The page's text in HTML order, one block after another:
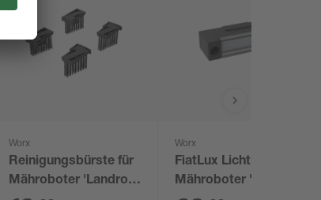
Worx
Reinigungsbürste für
Mähroboter 'Landroid
Worx
FiatLux Licht für für
Mähroboter 'Landroid